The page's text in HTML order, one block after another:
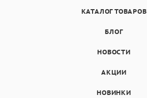
КАТАЛОГ ТОВАРОВ
БЛОГ
НОВОСТИ
АКЦИИ
НОВИНКИ